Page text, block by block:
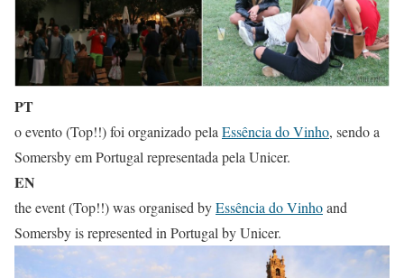
PT
o evento (Top!!) foi organizado pela Essência do Vinho, sendo a
Somersby em Portugal representada pela Unicer.
EN
the event (Top!!) was organised byEssência do Vinhoand
Somersby is represented in Portugal by Unicer.